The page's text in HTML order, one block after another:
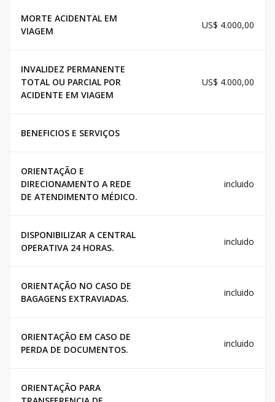
MORTE ACIDENTAL EM
VIAGEM
US$ 4.000,00
INVALIDEZ PERMANENTE
TOTAL OU PARCIAL POR
ACIDENTE EM VIAGEM
US$ 4.000,00
BENEFICIOS E SERVIÇOS
ORIENTAÇÃO E
DIRECIONAMENTO A REDE
DE ATENDIMENTO MÉDICO.
incluido
DISPONIBILIZAR A CENTRAL
OPERATIVA 24 HORAS.
incluido
ORIENTAÇÃO NO CASO DE
BAGAGENS EXTRAVIADAS.
incluido
ORIENTAÇÃO EM CASO DE
PERDA DE DOCUMENTOS.
incluido
ORIENTAÇÃO PARA